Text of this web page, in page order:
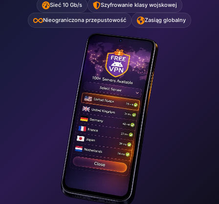
Sieć 10 Gb/s Szyfrowanie klasy wojskowej
Nieograniczona przepustowość Zasiąg globalny